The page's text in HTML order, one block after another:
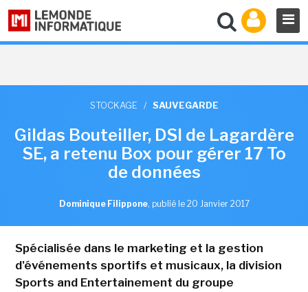
STOCKAGE / SAUVEGARDE
Gildas Bouteiller, DSI de Lagardère
SE, a retenu Box pour gérer 17 To
de données
Dominique Filippone, publié le 20 Janvier 2017
Spécialisée dans le marketing et la gestion
d'événements sportifs et musicaux, la division
Sports and Entertainement du groupe